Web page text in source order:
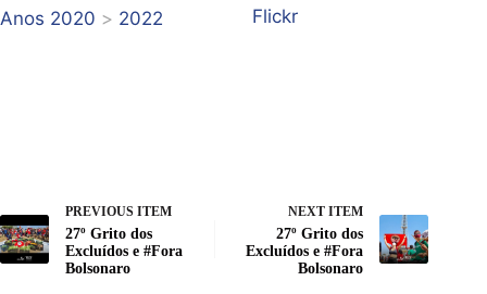
Anos 2020 > 2022 Flickr
PREVIOUS ITEM
27º Grito dos
Excluídos e #Fora
Bolsonaro
NEXT ITEM
27º Grito dos
Excluídos e #Fora
Bolsonaro